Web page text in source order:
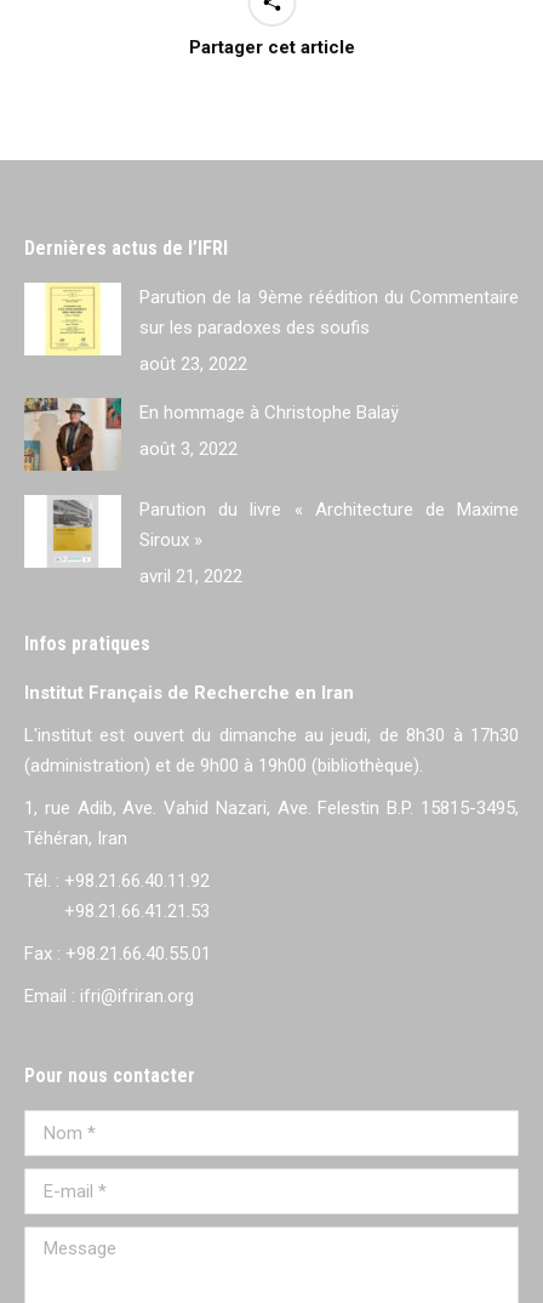
Partager cet article
Dernières actus de l’IFRI
Parution de la 9ème réédition du Commentaire
sur les paradoxes des soufis
août 23, 2022
En hommage à Christophe Balaÿ
août 3, 2022
Parution du livre « Architecture de Maxime
Siroux »
avril 21, 2022
Infos pratiques
Institut Français de Recherche en Iran
L'institut est ouvert du dimanche au jeudi, de 8h30 à 17h30
(administration) et de 9h00 à 19h00 (bibliothèque).
1, rue Adib, Ave. Vahid Nazari, Ave. Felestin B.P. 15815-3495,
Téhéran, Iran
Tél. : +98.21.66.40.11.92
+98.21.66.41.21.53
Fax : +98.21.66.40.55.01
Email : ifri@ifriran.org
Pour nous contacter
Nom *
E-mail *
Message